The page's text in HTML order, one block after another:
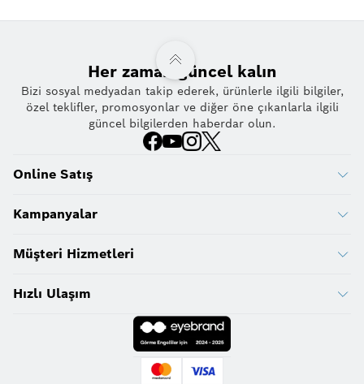
Her zaman güncel kalın
Bizi sosyal medyadan takip ederek, ürünlerle ilgili bilgiler,
özel teklifler, promosyonlar ve diğer öne çıkanlarla ilgili
güncel bilgilerden haberdar olun.
Online Satış
Kampanyalar
Müşteri Hizmetleri
Hızlı Ulaşım